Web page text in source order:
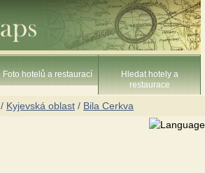
Foto hotelů a restaurací
Hledat hotely a
restaurace
/ Kyjevská oblast / Bila Cerkva